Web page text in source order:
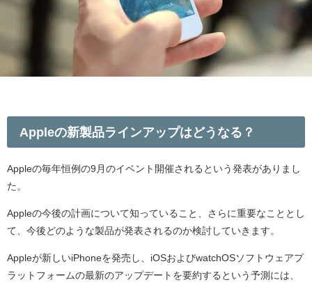
Appleの新製品ラインアップはどうなる？
Appleの毎年恒例の9月のイベント開催されるという発表がありまし
た。
Appleの今後の計画について知っていること、さらに重要なこととし
て、今後どのような製品が発表されるのか検討していきます。
Appleが新しいiPhoneを発売し、iOSおよびwatchOSソフトウェアプ
ラットフォームの最新のアップデートを要約するという予測には、